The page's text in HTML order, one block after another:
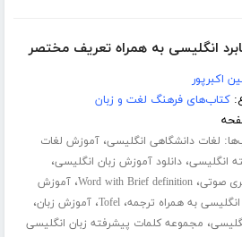
اکبرپور
کتاب‌های فرهنگ لغت و زبان
لغات دانشگاهی انگلیسی،آموزش لغات
انگلیسی،دانلود آموزش زبان انگلیسی،
صوتی،Word with Brief definition،آموزش
به همراه ترجمه،Tofel،آموزش زبان،
، مجموعه کلمات پیشرفته زبان انگلیسی